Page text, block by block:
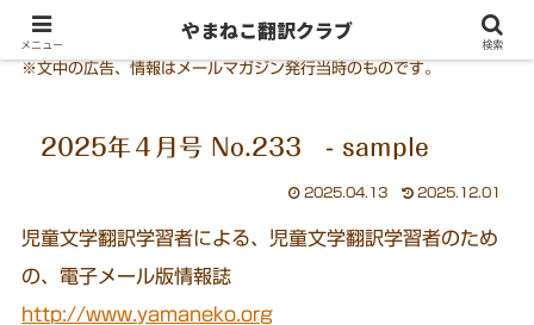
※文中の広告、情報はメールマガジン発行当時のものです。
2025年４月号 No.233 - sample
2025.04.13 2025.12.01
児童文学翻訳学習者による、児童文学翻訳学習者のため
の、電子メール版情報誌
http://www.yamaneko.org
メニュー
やまねこ翻訳クラブ
検索